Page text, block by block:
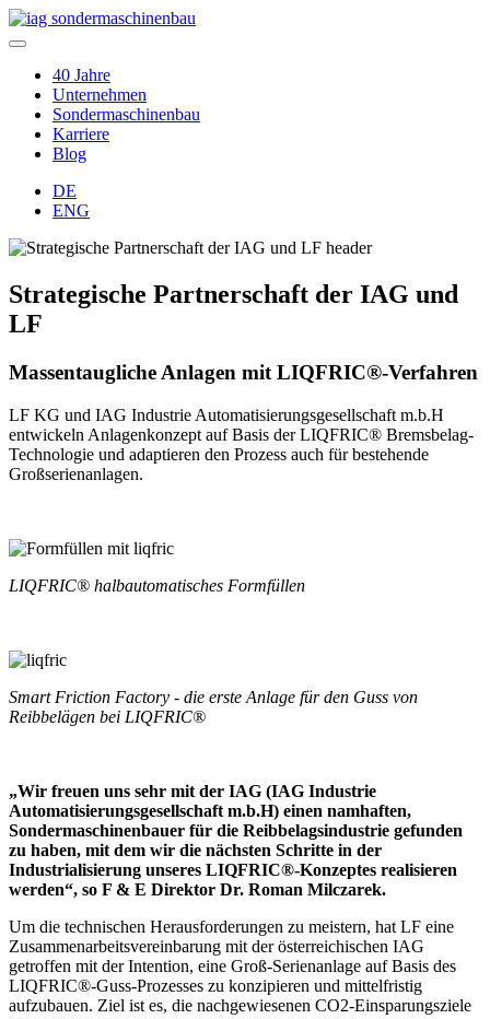
40 Jahre
Unternehmen
Sondermaschinenbau
Karriere
Blog
DE
ENG
Strategische Partnerschaft der IAG und
LF
Massentaugliche Anlagen mit LIQFRIC®-Verfahren
LF KG und IAG Industrie Automatisierungsgesellschaft m.b.H
entwickeln Anlagenkonzept auf Basis der LIQFRIC® Bremsbelag-
Technologie und adaptieren den Prozess auch für bestehende
Großserienanlagen.
LIQFRIC® halbautomatisches Formfüllen
Smart Friction Factory - die erste Anlage für den Guss von
Reibbelägen bei LIQFRIC®
„Wir freuen uns sehr mit der IAG (IAG Industrie
Automatisierungsgesellschaft m.b.H) einen namhaften,
Sondermaschinenbauer für die Reibbelagsindustrie gefunden
zu haben, mit dem wir die nächsten Schritte in der
Industrialisierung unseres LIQFRIC®-Konzeptes realisieren
werden“, so F & E Direktor Dr. Roman Milczarek.
Um die technischen Herausforderungen zu meistern, hat LF eine
Zusammenarbeitsvereinbarung mit der österreichischen IAG
getroffen mit der Intention, eine Groß-Serienanlage auf Basis des
LIQFRIC®-Guss-Prozesses zu konzipieren und mittelfristig
aufzubauen. Ziel ist es, die nachgewiesenen CO2-Einsparungsziele